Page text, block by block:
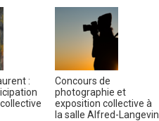
:
Concours de
photographie et
exposition collective à
la salle Alfred-Langevin